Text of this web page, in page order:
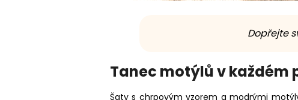
Dopřejte
Tanec motýlů v každém
Šaty s chrpovým vzorem a modrými